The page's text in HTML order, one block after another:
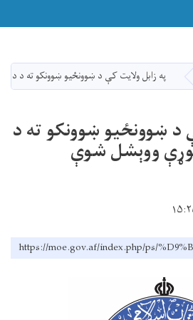
دانګل
په زابل ولایت کې د ښوونځیو ښوونکو ته د
د ښوونځیو ښوونکو ته د
ووېشل شوې
https://moe.gov.af/index.php/ps/